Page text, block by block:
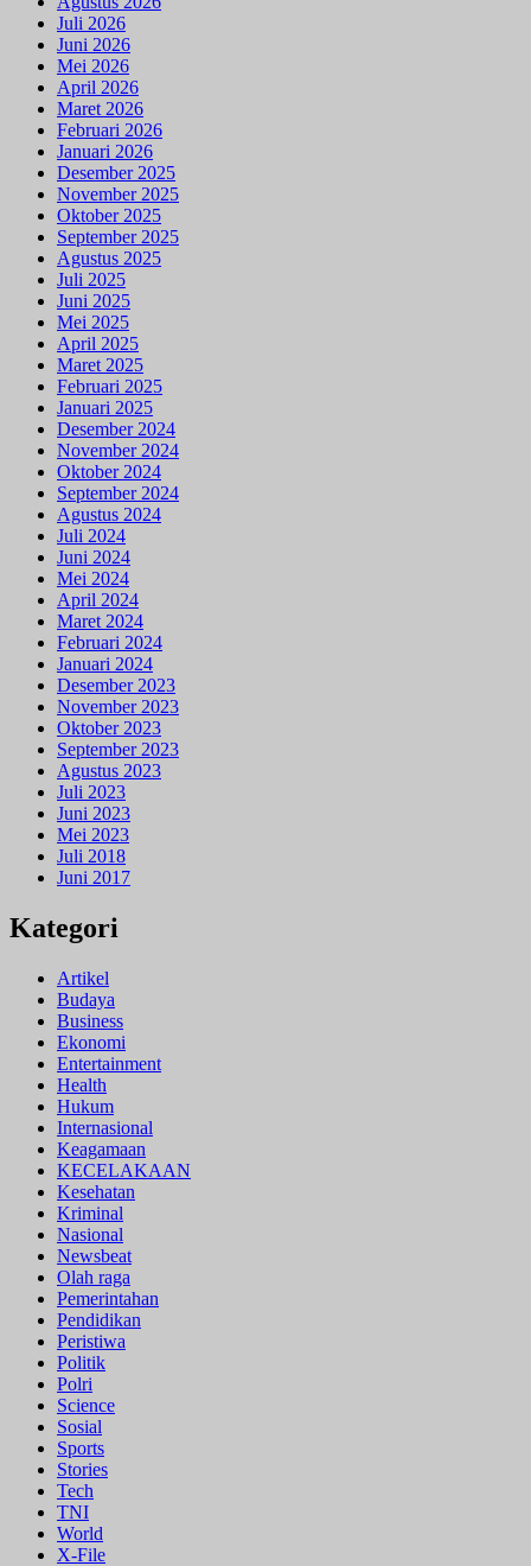
Juli 2026
Juni 2026
Mei 2026
April 2026
Maret 2026
Februari 2026
Januari 2026
Desember 2025
November 2025
Oktober 2025
September 2025
Agustus 2025
Juli 2025
Juni 2025
Mei 2025
April 2025
Maret 2025
Februari 2025
Januari 2025
Desember 2024
November 2024
Oktober 2024
September 2024
Agustus 2024
Juli 2024
Juni 2024
Mei 2024
April 2024
Maret 2024
Februari 2024
Januari 2024
Desember 2023
November 2023
Oktober 2023
September 2023
Agustus 2023
Juli 2023
Juni 2023
Mei 2023
Juli 2018
Juni 2017
Kategori
Artikel
Budaya
Business
Ekonomi
Entertainment
Health
Hukum
Internasional
Keagamaan
KECELAKAAN
Kesehatan
Kriminal
Nasional
Newsbeat
Olah raga
Pemerintahan
Pendidikan
Peristiwa
Politik
Polri
Science
Sosial
Sports
Stories
Tech
TNI
World
X-File